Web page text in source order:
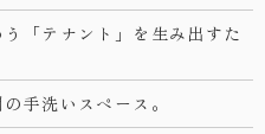
「テナント」を生み出すた
手洗いスペース。